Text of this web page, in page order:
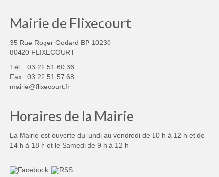
Mairie de Flixecourt
35 Rue Roger Godard BP 10230
80420 FLIXECOURT
Tél. : 03.22.51.60.36.
Fax : 03.22.51.57.68.
mairie@flixecourt.fr
Horaires de la Mairie
La Mairie est ouverte du lundi au vendredi de 10 h à 12 h et de
14 h à 18 h et le Samedi de 9 h à 12 h